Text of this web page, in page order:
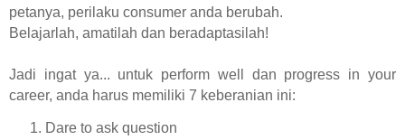
petanya, perilaku consumer anda berubah.
Belajarlah, amatilah dan beradaptasilah!
Jadi ingat ya... untuk perform well dan progress in your
career, anda harus memiliki 7 keberanian ini:
Dare to ask question